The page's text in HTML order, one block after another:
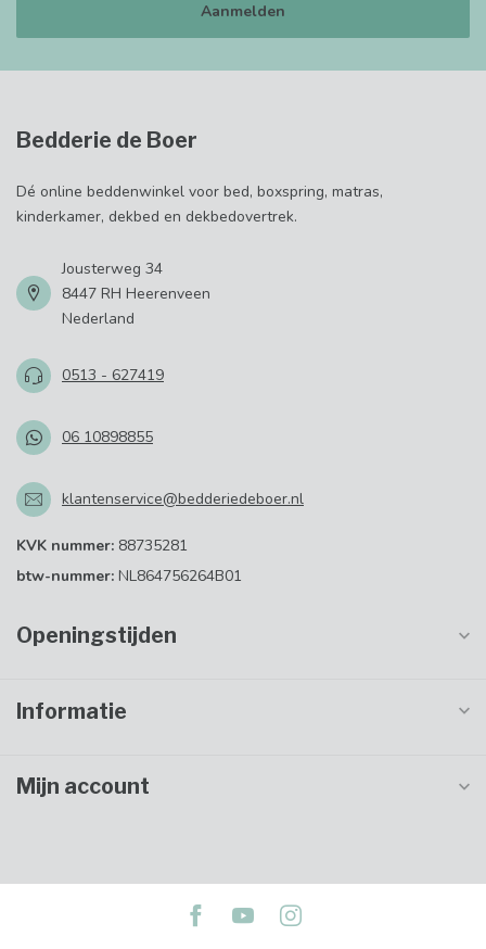
Aanmelden
Bedderie de Boer
Dé online beddenwinkel voor bed, boxspring, matras,
kinderkamer, dekbed en dekbedovertrek.
Jousterweg 34
8447 RH Heerenveen
Nederland
0513 - 627419
06 10898855
klantenservice@bedderiedeboer.nl
KVK nummer: 88735281
btw-nummer: NL864756264B01
Openingstijden
Informatie
Mijn account